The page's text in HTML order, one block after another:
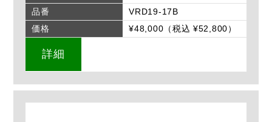
品番
VRD19-17B
価格
¥48,000（税込 ¥52,800）
詳細